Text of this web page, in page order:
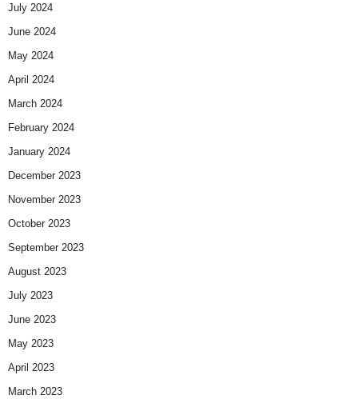
July 2024
June 2024
May 2024
April 2024
March 2024
February 2024
January 2024
December 2023
November 2023
October 2023
September 2023
August 2023
July 2023
June 2023
May 2023
April 2023
March 2023